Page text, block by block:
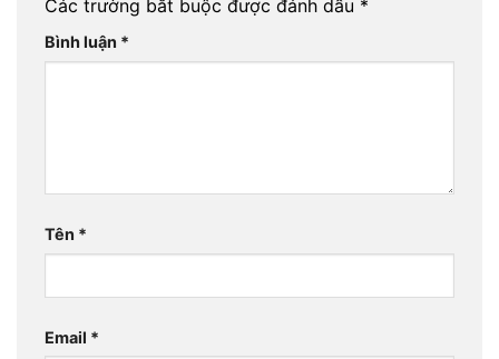
Các trường bắt buộc được đánh dấu *
Bình luận *
Tên *
Email *